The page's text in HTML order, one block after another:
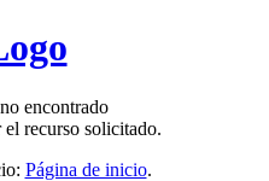
encontrado
recurso solicitado.
Página de inicio.